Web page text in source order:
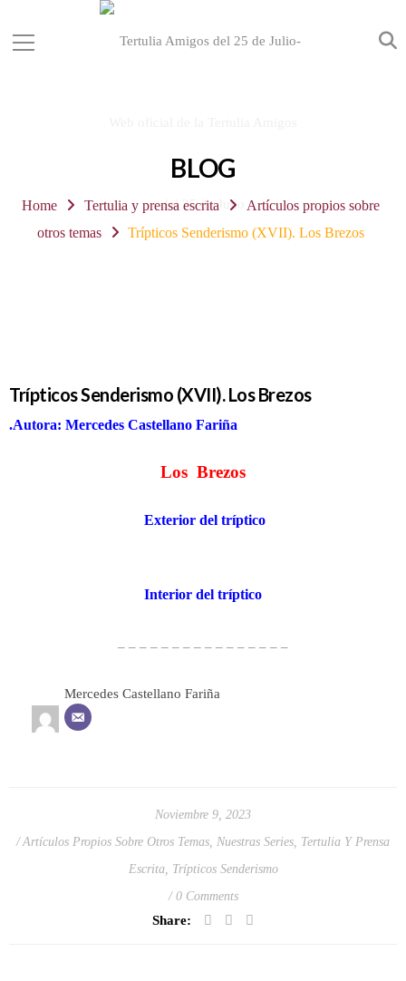
BLOG
Home Tertulia y prensa escrita
Artículos propios sobre
otros temas
Trípticos Senderismo (XVII). Los Brezos
Trípticos Senderismo (XVII). Los Brezos
.Autora: Mercedes Castellano Fariña
Los Brezos
Exterior del tríptico
Interior del tríptico
– – – – – – – – – – – – – – – –
Mercedes Castellano Fariña
Noviembre 9, 2023
Artículos Propios Sobre Otros Temas Nuestras Series Tertulia Y Prensa
Escrita, Trípticos Senderismo
0 Comments
Share: